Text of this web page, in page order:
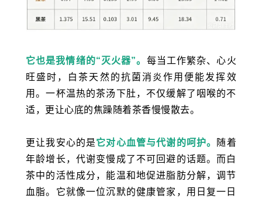
它也是我情绪的“灭火器”。 每当工作繁杂、心火
旺盛时，白茶天然的抗菌消炎作用便能发挥效
用。一杯温热的茶汤下肚，不仅缓解了咽喉的不
适，更让心底的焦躁随着茶香慢慢散去。
更让我安心的是它对心血管与代谢的呵护。 随着
年龄增长，代谢变慢成了不可回避的话题。而白
茶中的活性成分，能温和地促进脂肪分解，调节
血脂。它就像一位沉默的健康管家，用日复一日